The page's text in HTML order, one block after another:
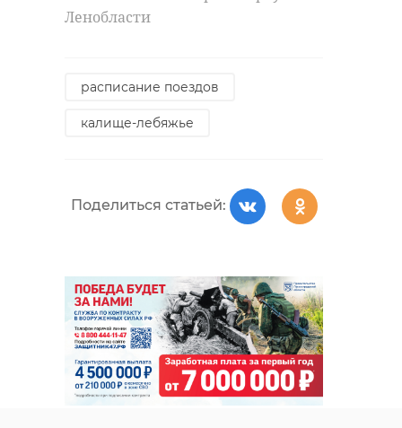
Ленобласти
расписание поездов
калище-лебяжье
Поделиться статьей: